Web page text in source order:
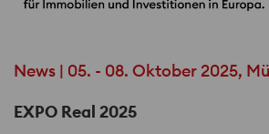
News | 05. - 08. Oktober 2025,
EXPO Real 2025